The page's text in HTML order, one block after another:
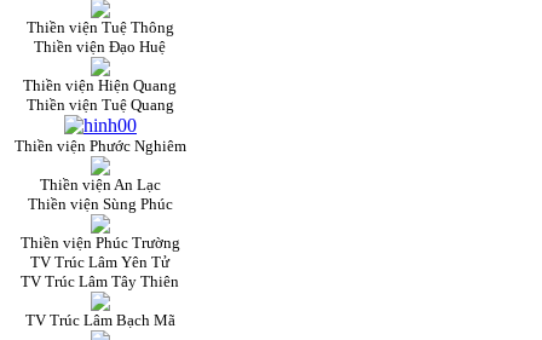
Thiền viện Tuệ Thông
Thiền viện Đạo Huệ
Thiền viện Hiện Quang
Thiền viện Tuệ Quang
Thiền viện Phước Nghiêm
Thiền viện An Lạc
Thiền viện Sùng Phúc
Thiền viện Phúc Trường
TV Trúc Lâm Yên Tử
TV Trúc Lâm Tây Thiên
TV Trúc Lâm Bạch Mã